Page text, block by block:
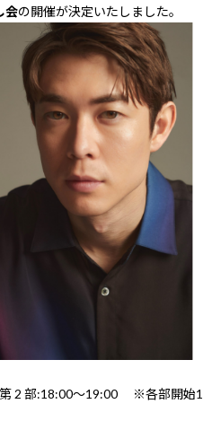
会の開催が決定いたしました。
第 2 部:18:00～19:00 ※各部開始